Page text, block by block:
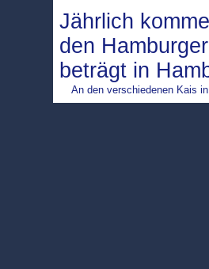
Jährlich
den
beträgt in
An den verschiedenen Kais